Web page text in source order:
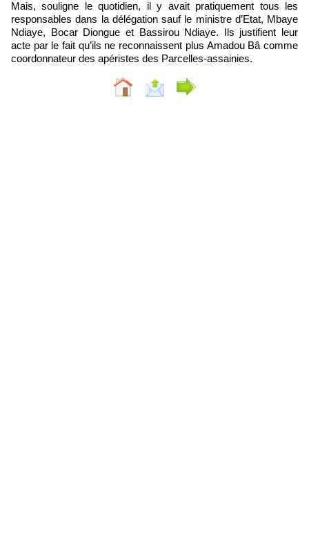
Mais, souligne le quotidien, il y avait pratiquement tous les
responsables dans la délégation sauf le ministre d’Etat, Mbaye
Ndiaye, Bocar Diongue et Bassirou Ndiaye. Ils justifient leur
acte par le fait qu’ils ne reconnaissent plus Amadou Bâ comme
coordonnateur des apéristes des Parcelles-assainies.